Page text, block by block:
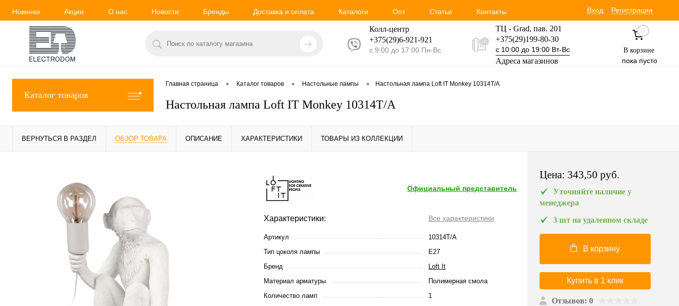
Новинки Акции О нас Новости Бренды Доставка и оплата Каталоги Опт Статьи Контакты Вход Регистрация
Колл-центр
+375(29)6-921-921
с 9:00 до 17:00 Пн-Вс
ТЦ - Grad, пав. 201
+375(29)199-80-30
с 10:00 до 19:00 Вт-Вс
Адреса магазинов
+375(29)354-30-60
0
В корзине
пока пусто
Каталог товаров
Главная страница • Каталог товаров • Настольные лампы • Настольная лампа Loft IT Monkey 10314T/A
Настольная лампа Loft IT Monkey 10314T/A
ВЕРНУТЬСЯ В РАЗДЕЛ ОБЗОР ТОВАРА ОПИСАНИЕ ХАРАКТЕРИСТИКИ ТОВАРЫ ИЗ КОЛЛЕКЦИИ
Официальный представитель
Характеристики: Все характеристики
Артикул
10314T/A
Тип цоколя лампы
E27
Бренд
Loft It
Материал арматуры
Полимерная смола
Количество ламп
1
Цена: 343,50 pуб.
Уточняйте наличие у
менеджера
3 шт на удаленном складе
В корзину
Купить в 1 клик
Отзывов: 0